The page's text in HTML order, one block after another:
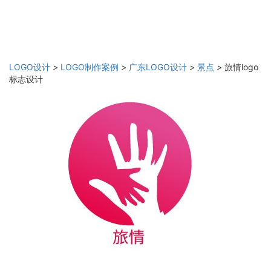
LOGO设计 > LOGO制作案例 > 广东LOGO设计 > 景点 > 旅情logo
标志设计